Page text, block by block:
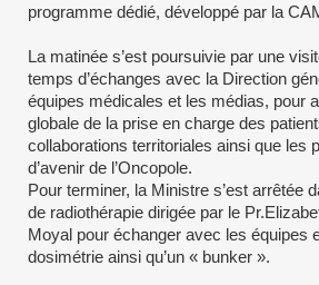
programme dédié, développé par la
La matinée s’est poursuivie par une
temps d’échanges avec la Direction
équipes médicales et les médias, pour
globale de la prise en charge des
collaborations territoriales ainsi que les
d’avenir de l’Oncopole.
Pour terminer, la Ministre s’est arrêtée
de radiothérapie dirigée par le
Moyal pour échanger avec les équipes
dosimétrie ainsi qu’un « bunker ».